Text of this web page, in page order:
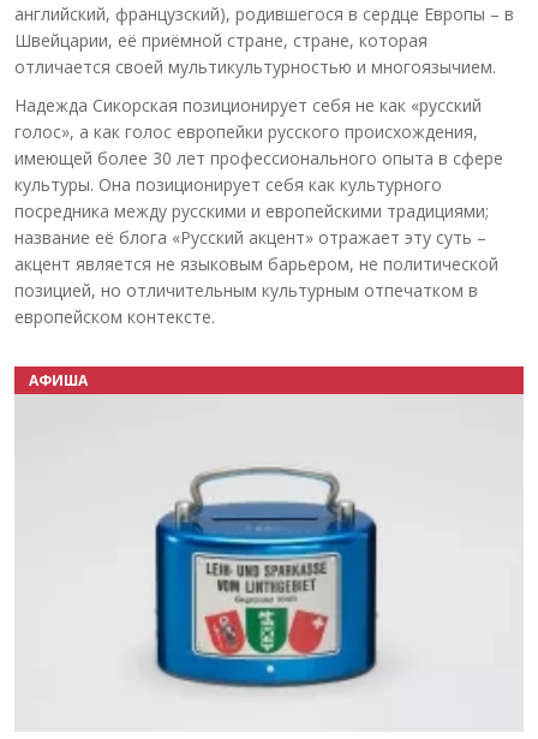
английский, французский), родившегося в сердце Европы – в
Швейцарии, её приёмной стране, стране, которая
отличается своей мультикультурностью и многоязычием.
Надежда Сикорская позиционирует себя не как «русский
голос», а как голос европейки русского происхождения,
имеющей более 30 лет профессионального опыта в сфере
культуры. Она позиционирует себя как культурного
посредника между русскими и европейскими традициями;
название её блога «Русский акцент» отражает эту суть –
акцент является не языковым барьером, не политической
позицией, но отличительным культурным отпечатком в
европейском контексте.
АФИША